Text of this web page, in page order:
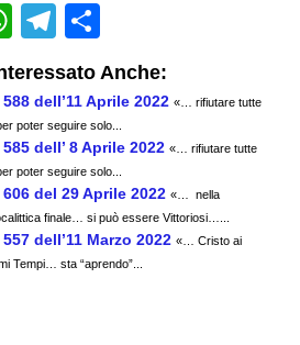
W
at
s
A
p
p
T
el
e
gr
a
m
o
n
di
vi
di
Anche:
588 dell’11 Aprile 2022 «… rifiutare tutte
poter seguire solo...
585 dell’ 8 Aprile 2022 «… rifiutare tutte
poter seguire solo...
606 del 29 Aprile 2022 «… nella
finale… si può essere Vittoriosi…...
dell’11 Marzo 2022 «… Cristo ai
Tempi… sta “aprendo”...